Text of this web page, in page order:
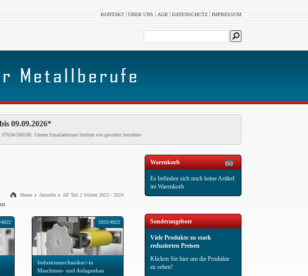
KONTAKT|ÜBER UNS|AGB|DATENSCHUTZ|IMPRESSUM
09.09.2026*
508180. Unsere Emailadressen bleiben wie gewohnt bestehen-
Home Aktuelle AP Teil 2 Winter 2023 / 2024
4022 3933/4023
Industriemechaniker/-in
Maschinen- und Anlagenbau
Warenkorb
Es befinden sich noch keine Artikel
im Warenkorb
Sonderangebote
Viele Produkte zu stark
reduzierten Preisen
Klicken Sie hier um die Produkte
zu sehen!